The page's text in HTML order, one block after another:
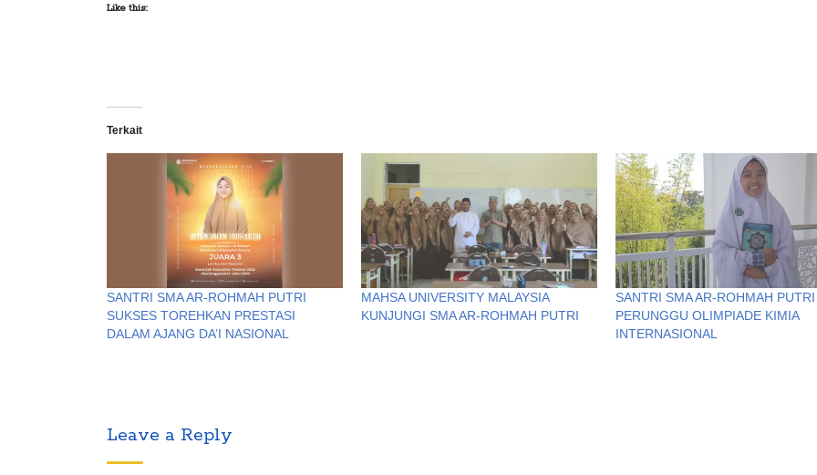
Like this:
Terkait
SANTRI SMA AR-ROHMAH PUTRI
SUKSES TOREHKAN PRESTASI
DALAM AJANG DA’I NASIONAL
MAHSA UNIVERSITY MALAYSIA
KUNJUNGI SMA AR-ROHMAH PUTRI
SANTRI SMA AR-ROHMAH
PERUNGGU OLIMPIADE KIMIA
INTERNASIONAL
Leave a Reply